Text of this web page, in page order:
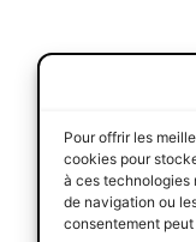
Pour offrir les
cookies pour
à ces technologies
de navigation ou
consentement